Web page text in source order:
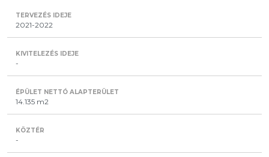
2021-2022
-
14.135 m2
-